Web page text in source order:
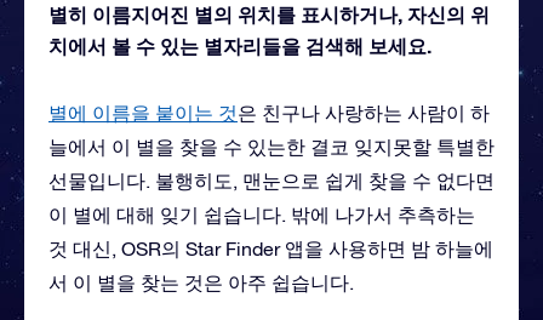
별히 이름지어진 별의 위치를 표시하거나, 자신의 위
치에서 볼 수 있는 별자리들을 검색해 보세요.
별에 이름을 붙이는 것은 친구나 사랑하는 사람이 하
늘에서 이 별을 찾을 수 있는한 결코 잊지못할 특별한
선물입니다. 불행히도, 맨눈으로 쉽게 찾을 수 없다면
이 별에 대해 잊기 쉽습니다. 밖에 나가서 추측하는
것 대신, OSR의 Star Finder 앱을 사용하면 밤 하늘에
서 이 별을 찾는 것은 아주 쉽습니다.